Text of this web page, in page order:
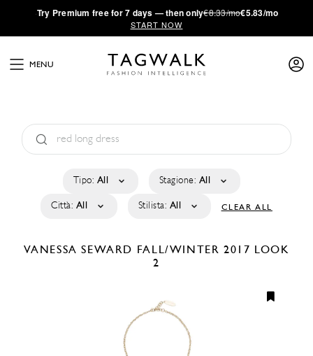
·Try Premium free for 7 days — then only€8.33/mo€5.83/mo
START NOW
MENU
Tipo: All Stagione: All
Città: All Stilista: All CLEAR ALL
VANESSA SEWARD FALL/WINTER 2017 LOOK
2